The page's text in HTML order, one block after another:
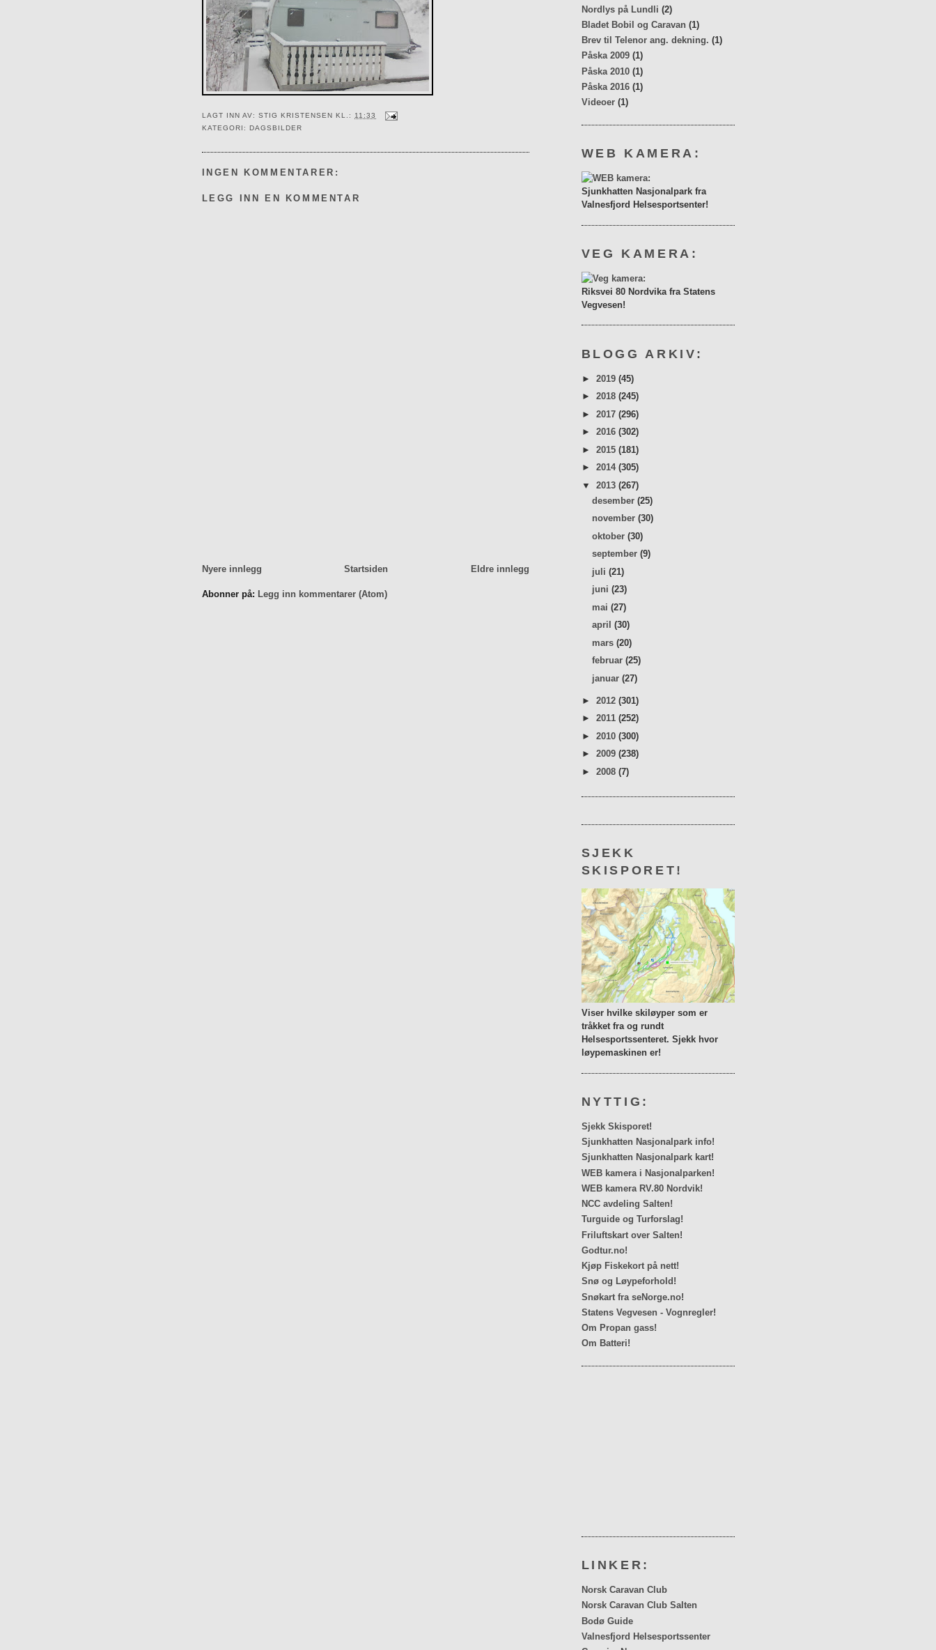
LAGT INN AV: STIG KRISTENSEN KL.: 11:33
KATEGORI:
DAGSBILDER
INGEN KOMMENTARER:
LEGG INN EN KOMMENTAR
Nyere innlegg Eldre innlegg
Startsiden
Abonner på: Legg inn kommentarer (Atom)
Nordlys på Lundli (2)
Bladet Bobil og Caravan (1)
Brev til Telenor ang. dekning. (1)
Påska 2009 (1)
Påska 2010 (1)
Påska 2016 (1)
Videoer (1)
WEB KAMERA:
Sjunkhatten Nasjonalpark fra
Valnesfjord Helsesportsenter!
VEG KAMERA:
Riksvei 80 Nordvika fra Statens
Vegvesen!
BLOGG ARKIV:
► 2019 (45)
► 2018 (245)
► 2017 (296)
► 2016 (302)
► 2015 (181)
► 2014 (305)
▼ 2013 (267)
desember(25)
november(30)
oktober(30)
september(9)
juli(21)
juni(23)
mai(27)
april(30)
mars(20)
februar(25)
januar(27)
► 2012 (301)
► 2011 (252)
► 2010 (300)
► 2009 (238)
► 2008 (7)
SJEKK
SKISPORET!
Viser hvilke skiløyper som er
tråkket fra og rundt
Helsesportssenteret. Sjekk hvor
løypemaskinen er!
NYTTIG:
Sjekk Skisporet!
Sjunkhatten Nasjonalpark info!
Sjunkhatten Nasjonalpark kart!
WEB kamera i Nasjonalparken!
WEB kamera RV.80 Nordvik!
NCC avdeling Salten!
Turguide og Turforslag!
Friluftskart over Salten!
Godtur.no!
Kjøp Fiskekort på nett!
Snø og Løypeforhold!
Snøkart fra seNorge.no!
Statens Vegvesen - Vognregler!
Om Propan gass!
Om Batteri!
LINKER:
Norsk Caravan Club
Norsk Caravan Club Salten
Bodø Guide
Valnesfjord Helsesportssenter